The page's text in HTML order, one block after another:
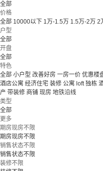
全部
价格
全部 10000以下 1万-1.5万 1.5万-2万 2
户型
全部
开盘
全部
特色
全部 小户型 改善好房 一房一价 优惠楼
酒店公寓 经济住宅 装修 公寓 loft独栋
产 带装修 商铺 现房 地铁沿线
类型
全部
更多
期房现房不限
期房现房不限
销售状态不限
销售状态不限
装修不限